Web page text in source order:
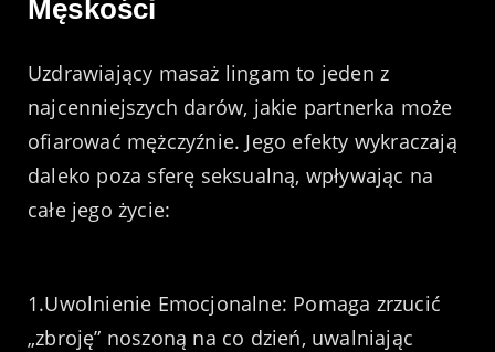
Męskości
Uzdrawiający masaż lingam to jeden z
najcenniejszych darów, jakie partnerka może
ofiarować mężczyźnie. Jego efekty wykraczają
daleko poza sferę seksualną, wpływając na
całe jego życie:
1.Uwolnienie Emocjonalne: Pomaga zrzucić
„zbroję” noszoną na co dzień, uwalniając